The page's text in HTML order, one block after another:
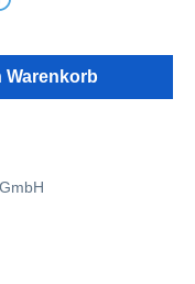
Warenkorb